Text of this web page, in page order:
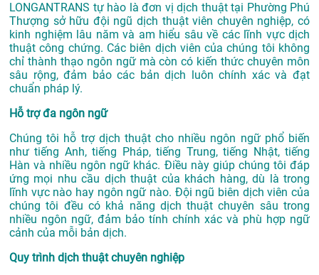
LONGANTRANS tự hào là đơn vị dịch thuật tại Phường Phú
Thượng sở hữu đội ngũ dịch thuật viên chuyên nghiệp, có
kinh nghiệm lâu năm và am hiểu sâu về các lĩnh vực dịch
thuật công chứng. Các biên dịch viên của chúng tôi không
chỉ thành thạo ngôn ngữ mà còn có kiến thức chuyên môn
sâu rộng, đảm bảo các bản dịch luôn chính xác và đạt
chuẩn pháp lý.
Hỗ trợ đa ngôn ngữ
Chúng tôi hỗ trợ dịch thuật cho nhiều ngôn ngữ phổ biến
như tiếng Anh, tiếng Pháp, tiếng Trung, tiếng Nhật, tiếng
Hàn và nhiều ngôn ngữ khác. Điều này giúp chúng tôi đáp
ứng mọi nhu cầu dịch thuật của khách hàng, dù là trong
lĩnh vực nào hay ngôn ngữ nào. Đội ngũ biên dịch viên của
chúng tôi đều có khả năng dịch thuật chuyên sâu trong
nhiều ngôn ngữ, đảm bảo tính chính xác và phù hợp ngữ
cảnh của mỗi bản dịch.
Quy trình dịch thuật chuyên nghiệp